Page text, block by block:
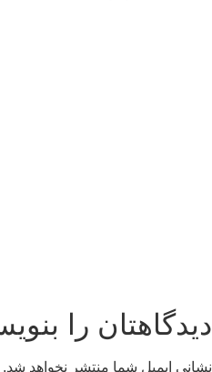
دیدگاهتان را
نشانی ایمیل شما منتشر نخواهد شد.